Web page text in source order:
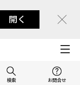
開く
検索 お問合せ